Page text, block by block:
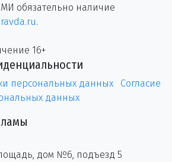
обязательно наличие
.
16+
персональных данных
Согласие
данных
дом №6, подъезд 5